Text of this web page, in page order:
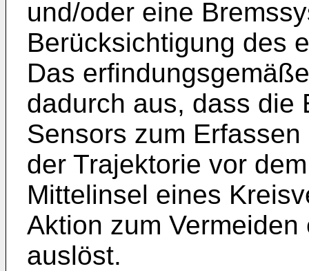
und/oder eine
Berücksichtigung des
Das
dadurch aus, dass die
Sensors zum
der Trajektorie vor
Mittelinsel eines
Aktion zum
auslöst.